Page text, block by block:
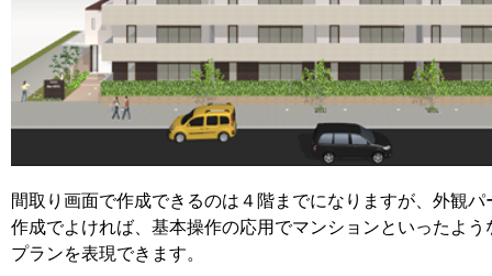
間取り画面で作成できるのは４階までになりますが、外観パ
作成でよければ、基本操作の応用でマンションといったよう
プランを表現できます。